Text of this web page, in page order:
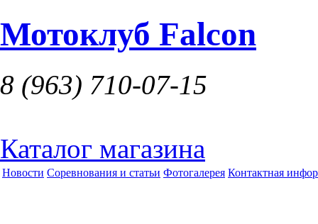
Мотоклуб Falcon
8 (963) 710-07-15
Каталог магазина
Новости Соревнования и статьи Фотогалерея Контактная